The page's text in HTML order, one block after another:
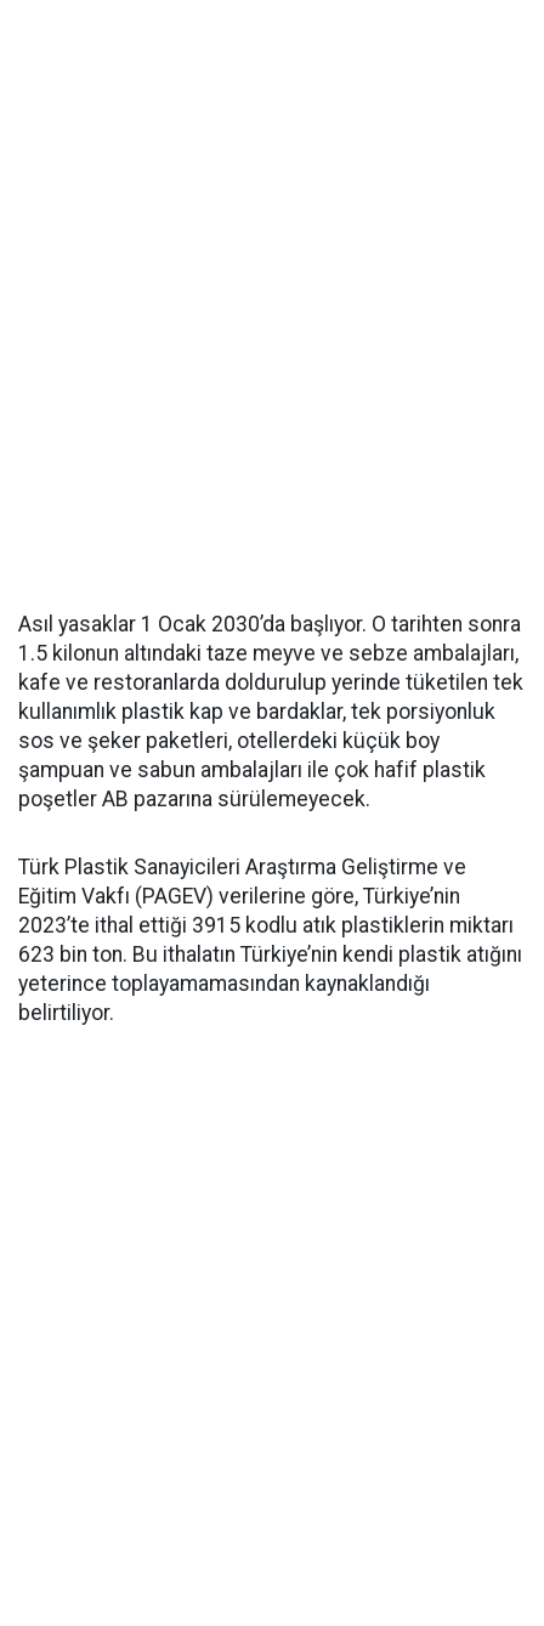
Asıl yasaklar 1 Ocak 2030’da başlıyor. O tarihten sonra
1.5 kilonun altındaki taze meyve ve sebze ambalajları,
kafe ve restoranlarda doldurulup yerinde tüketilen tek
kullanımlık plastik kap ve bardaklar, tek porsiyonluk
sos ve şeker paketleri, otellerdeki küçük boy
şampuan ve sabun ambalajları ile çok hafif plastik
poşetler AB pazarına sürülemeyecek.
Türk Plastik Sanayicileri Araştırma Geliştirme ve
Eğitim Vakfı (PAGEV) verilerine göre, Türkiye’nin
2023’te ithal ettiği 3915 kodlu atık plastiklerin miktarı
623 bin ton. Bu ithalatın Türkiye’nin kendi plastik atığını
yeterince toplayamamasından kaynaklandığı
belirtiliyor.